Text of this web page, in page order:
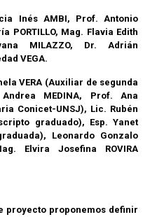
Inés AMBI, Prof. Antonio
PORTILLO, Mag. Flavia Edith
MILAZZO, Dr. Adrián
VEGA.
VERA (Auxiliar de segunda
MEDINA, Prof. Ana
Conicet-UNSJ), Lic. Rubén
graduado), Esp. Yanet
Leonardo Gonzalo
Elvira Josefina ROVIRA
proyecto proponemos definir